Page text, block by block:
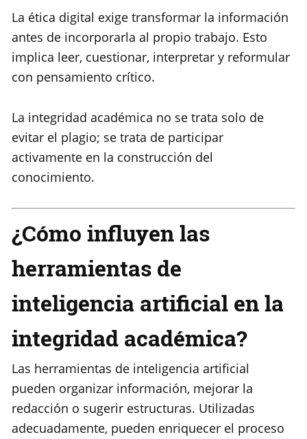
La ética digital exige transformar la información
antes de incorporarla al propio trabajo. Esto
implica leer, cuestionar, interpretar y reformular
con pensamiento crítico.
La integridad académica no se trata solo de
evitar el plagio; se trata de participar
activamente en la construcción del
conocimiento.
¿Cómo influyen las
herramientas de
inteligencia artificial en la
integridad académica?
Las herramientas de inteligencia artificial
pueden organizar información, mejorar la
redacción o sugerir estructuras. Utilizadas
adecuadamente, pueden enriquecer el proceso